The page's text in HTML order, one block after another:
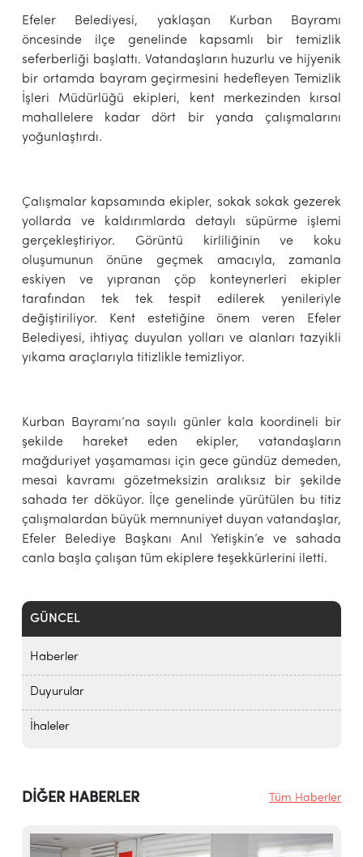
GÜNCEL
Haberler
Duyurular
İhaleler
Efeler Belediyesi, yaklaşan Kurban Bayramı
öncesinde ilçe genelinde kapsamlı bir temizlik
seferberliği başlattı. Vatandaşların huzurlu ve hijyenik
bir ortamda bayram geçirmesini hedefleyen Temizlik
İşleri Müdürlüğü ekipleri, kent merkezinden kırsal
mahallelere kadar dört bir yanda çalışmalarını
yoğunlaştırdı.
Çalışmalar kapsamında ekipler, sokak sokak gezerek
yollarda ve kaldırımlarda detaylı süpürme işlemi
gerçekleştiriyor. Görüntü kirliliğinin ve koku
oluşumunun önüne geçmek amacıyla, zamanla
eskiyen ve yıpranan çöp konteynerleri ekipler
tarafından tek tek tespit edilerek yenileriyle
değiştiriliyor. Kent estetiğine önem veren Efeler
Belediyesi, ihtiyaç duyulan yolları ve alanları tazyikli
yıkama araçlarıyla titizlikle temizliyor.
Kurban Bayramı’na sayılı günler kala koordineli bir
şekilde hareket eden ekipler, vatandaşların
mağduriyet yaşamaması için gece gündüz demeden,
mesai kavramı gözetmeksizin aralıksız bir şekilde
sahada ter döküyor. İlçe genelinde yürütülen bu titiz
çalışmalardan büyük memnuniyet duyan vatandaşlar,
Efeler Belediye Başkanı Anıl Yetişkin’e ve sahada
canla başla çalışan tüm ekiplere teşekkürlerini iletti.
DİĞER HABERLER Tüm Haberler